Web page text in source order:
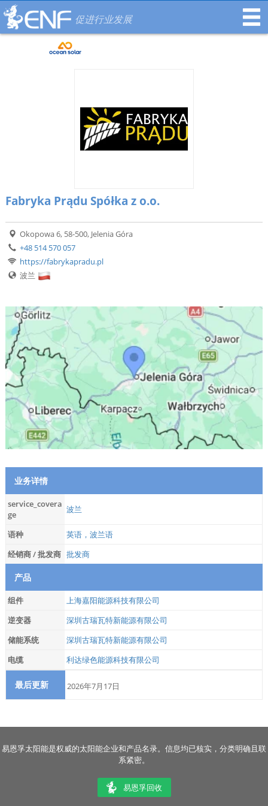
促进行业发展
Fabryka Prądu Spółka z o.o.
Okopowa 6, 58-500, Jelenia Góra
+48 514 570 057
https://fabrykapradu.pl
波兰
业务详情
service_covera
ge
波兰
语种
英语，波兰语
经销商 / 批发商 批发商
产品
组件
上海嘉阳能源科技有限公司
逆变器
深圳古瑞瓦特新能源有限公司
储能系统
深圳古瑞瓦特新能源有限公司
电缆
利达绿色能源科技有限公司
最后更新 2026年7月17日
易恩孚太阳能是权威的太阳能企业和产品名录。信息均已核实，分类明确且联
系紧密。
易恩孚回收